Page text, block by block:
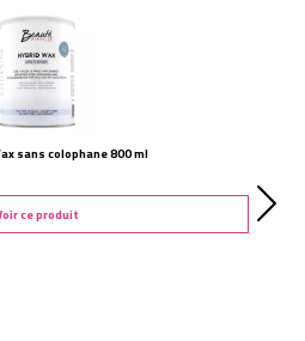
sans colophane 800 ml
ce produit